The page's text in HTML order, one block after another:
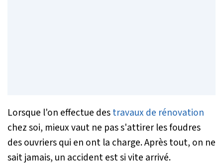
Lorsque l'on effectue destravaux de rénovation
chez soi, mieux vaut ne pas s'attirer les foudres
des ouvriers qui en ont la charge. Après tout, on ne
sait jamais, un accident est si vite arrivé.